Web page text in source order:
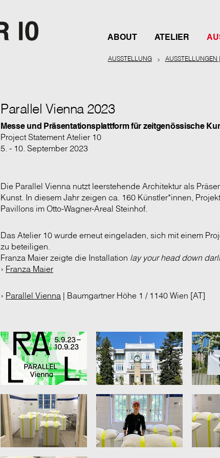
ABOUT ATELIER
AUSSTELLUNG AUSSTELLUNGEN
Parallel Vienna 2023
Messe und Präsentationsplattform für zeitgenössische
Project Statement Atelier 10
5. - 10. September 2023
Die Parallel Vienna nutzt leerstehende Architektur als
Kunst. In diesem Jahr zeigen ca. 160 Künstler*innen,
Pavillons im Otto-Wagner-Areal Steinhof.
Das Atelier 10 wurde erneut eingeladen, sich mit einem
zu beteiligen.
Franza Maier zeigte die Installation lay your head down
› Franza Maier
› Parallel Vienna | Baumgartner Höhe 1 / 1140 Wien [AT]